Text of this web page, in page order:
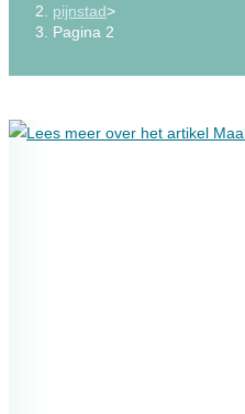
pijnstad>
Pagina 2